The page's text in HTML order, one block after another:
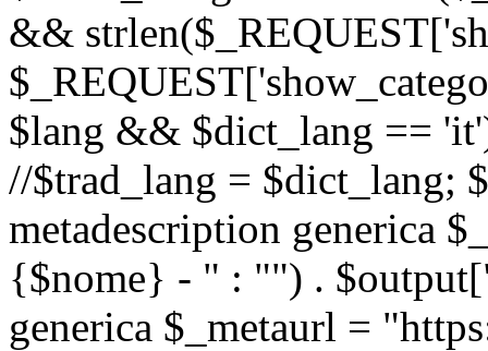
&&
$lang && $dict_lang ==
//$trad_lang = $dict_lang;
metadescription generica
{$nome} - " : "") .
generica $_metaurl =